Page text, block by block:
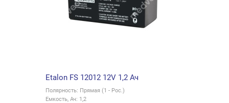
Etalon FS 12012 12V 1,2 Ач
Полярность: Прямая (1 - Рос.)
Емкость, Ач: 1,2